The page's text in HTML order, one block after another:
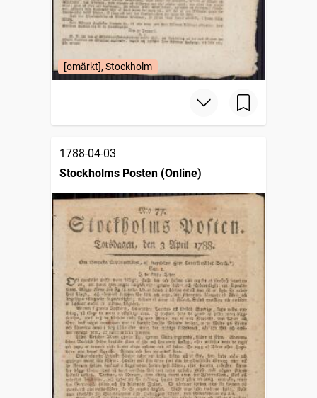
[omärkt], Stockholm
1788-04-03
Stockholms Posten (Online)